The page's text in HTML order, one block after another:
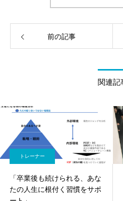
前の記事
関連記
トレーナー
「卒業後も続けられる、あな
たの人生に根付く習慣をサポ